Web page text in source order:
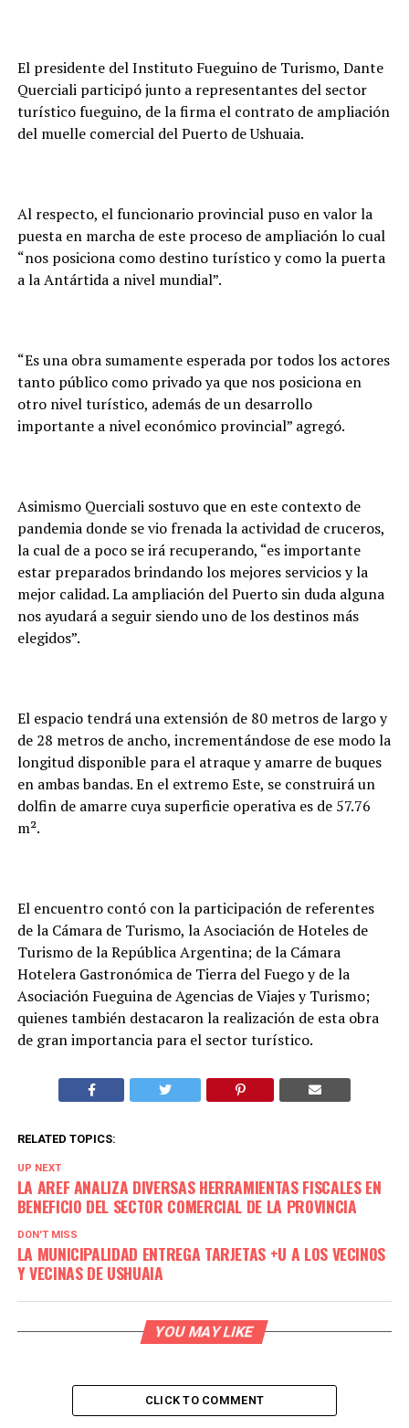
El presidente del Instituto Fueguino de Turismo, Dante
Querciali participó junto a representantes del sector
turístico fueguino, de la firma el contrato de ampliación
del muelle comercial del Puerto de Ushuaia.
Al respecto, el funcionario provincial puso en valor la
puesta en marcha de este proceso de ampliación lo cual
“nos posiciona como destino turístico y como la puerta
a la Antártida a nivel mundial”.
“Es una obra sumamente esperada por todos los actores
tanto público como privado ya que nos posiciona en
otro nivel turístico, además de un desarrollo
importante a nivel económico provincial” agregó.
Asimismo Querciali sostuvo que en este contexto de
pandemia donde se vio frenada la actividad de cruceros,
la cual de a poco se irá recuperando, “es importante
estar preparados brindando los mejores servicios y la
mejor calidad. La ampliación del Puerto sin duda alguna
nos ayudará a seguir siendo uno de los destinos más
elegidos”.
El espacio tendrá una extensión de 80 metros de largo y
de 28 metros de ancho, incrementándose de ese modo la
longitud disponible para el atraque y amarre de buques
en ambas bandas. En el extremo Este, se construirá un
dolfin de amarre cuya superficie operativa es de 57.76
m².
El encuentro contó con la participación de referentes
de la Cámara de Turismo, la Asociación de Hoteles de
Turismo de la República Argentina; de la Cámara
Hotelera Gastronómica de Tierra del Fuego y de la
Asociación Fueguina de Agencias de Viajes y Turismo;
quienes también destacaron la realización de esta obra
de gran importancia para el sector turístico.
RELATED TOPICS:
UP NEXT
LA AREF ANALIZA DIVERSAS HERRAMIENTAS FISCALES EN
BENEFICIO DEL SECTOR COMERCIAL DE LA PROVINCIA
DON'T MISS
LA MUNICIPALIDAD ENTREGA TARJETAS +U A LOS VECINOS
Y VECINAS DE USHUAIA
YOU MAY LIKE
CLICK TO COMMENT